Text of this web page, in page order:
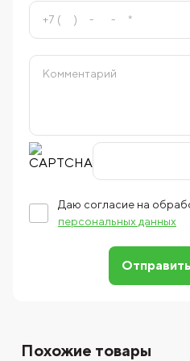
Даю согласие на
персональных данных
Похожие товары